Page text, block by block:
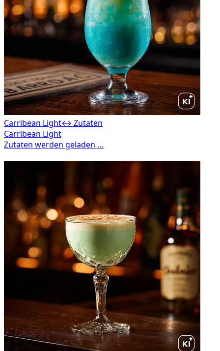
Carribean Light↔ Zutaten